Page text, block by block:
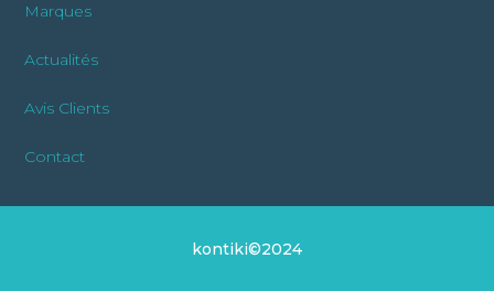
Marques
Actualités
Avis Clients
Contact
kontiki©2024